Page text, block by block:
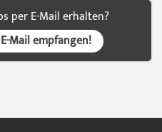
per E-Mail erhalten?
Mail empfangen!